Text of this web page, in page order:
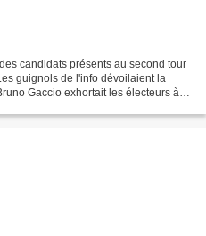
candidats présents au second tour
guignols de l'info dévoilaient la
Gaccio exhortait les électeurs à